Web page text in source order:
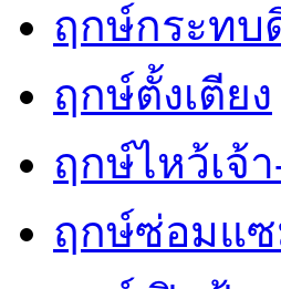
ฤกษ์กระทบ
ฤกษ์ตั้งเตียง
ฤกษ์ไหว้เจ้
ฤกษ์ซ่อมแ